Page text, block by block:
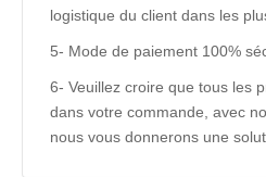
logistique du client dans les
5- Mode de paiement 100%
6- Veuillez croire que tous les
dans votre commande, avec
nous vous donnerons une